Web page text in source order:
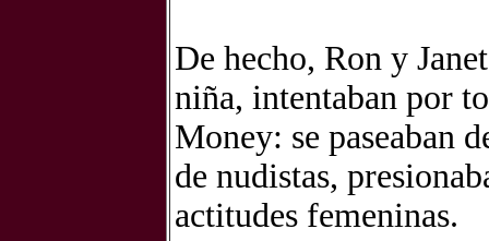
De hecho, Ron y
niña, intentaban por
Money: se paseaban
de nudistas,
actitudes femeninas.